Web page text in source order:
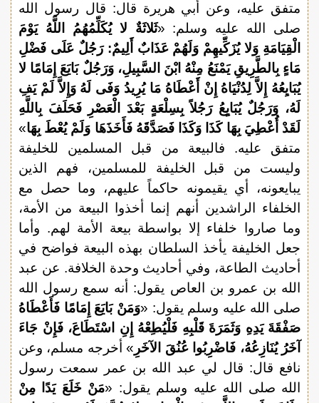
متفق عليه، وعن أبي هريرة قال: قال رسول الله
صلى الله عليه وسلم: «ثَلاثَةٌ لا يُكَلِّمُهُمُ اللَّهُ يَوْمَ
الْقِيَامَةِ وَلا يُزَكِّيهِمْ وَلَهُمْ عَذَابٌ أَلِيمٌ: رَجُلٌ عَلَى فَضْلِ
مَاءٍ بِالطَّرِيقِ يَمْنَعُ مِنْهُ ابْنَ السَّبِيلِ، وَرَجُلٌ بَايَعَ إِمَامًا لا
يُبَايِعُهُ إِلاَّ لِدُنْيَاهُ إِنْ أَعْطَاهُ مَا يُرِيدُ وَفَى لَهُ وَإِلاَّ لَمْ يَفِ
لَهُ، وَرَجُلٌ يُبَايِعُ رَجُلاً بِسِلْعَةٍ بَعْدَ الْعَصْرِ فَحَلَفَ بِاللَّهِ
لَقَدْ أُعْطِيَ بِهَا كَذَا وَكَذَا فَصَدَّقَهُ فَأَخَذَهَا وَلَمْ يُعْطَ بِهَا»
متفق عليه. فالبيعة من قبل المسلمين للخليفة
وليست من قبل الخليفة للمسلمين، فهم الذين
يبايعونه، أي يقيمونه حاكماً عليهم، وما حصل مع
الخلفاء الراشدين أنهم إنما أخذوا البيعة من الأمة،
وما صاروا خلفاء إلا بواسطة بيعة الأمة لهم. وأما
جعل الخليفة يأخذ السلطان بهذه البيعة فواضح في
أحاديث الطاعة، وفي أحاديث وحدة الخلافة. عن عبد
الله بن عمرو بن العاص يقول: أنه سمع رسول الله
صلى الله عليه وسلم يقول: «وَمَنْ بَايَعَ إِمَامًا فَأَعْطَاهُ
صَفْقَةَ يَدِهِ وَثَمَرَةَ قَلْبِهِ فَلْيُطِعْهُ إِنِ اسْتَطَاعَ، فَإِنْ جَاءَ
آخَرُ يُنَازِعُهُ، فَاضْرِبُوا عُنُقَ الآخَرِ » أخرجه مسلم، وعن
نافع قال: قال لي عبد الله بن عمر سمعت رسول
الله صلى الله عليه وسلم يقول: «مَنْ خَلَعَ يَدًا مِنْ